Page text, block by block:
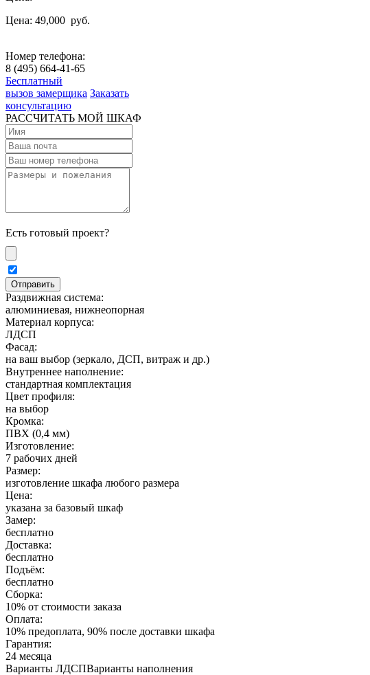
Цена: 49,000 руб.
Номер телефона:
8 (495) 664-41-65
Бесплатный
вызов замерщика Заказать
консультацию
РАССЧИТАТЬ МОЙ ШКАФ
Есть готовый проект?
Раздвижная система:
алюминиевая, нижнеопорная
Материал корпуса:
ЛДСП
Фасад:
на ваш выбор (зеркало, ДСП, витраж и др.)
Внутреннее наполнение:
стандартная комплектация
Цвет профиля:
на выбор
Кромка:
ПВХ (0,4 мм)
Изготовление:
7 рабочих дней
Размер:
изготовление шкафа любого размера
Цена:
указана за базовый шкаф
Замер:
бесплатно
Доставка:
бесплатно
Подъём:
бесплатно
Сборка:
10% от стоимости заказа
Оплата:
10% предоплата, 90% после доставки шкафа
Гарантия:
24 месяца
Варианты ЛДСПВарианты наполнения